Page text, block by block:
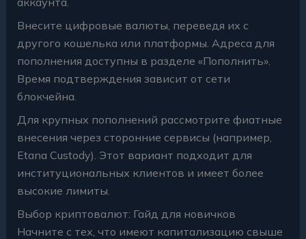
Внесите цифровые валюты, переведя их с
другого кошелька или платформы. Адреса для
пополнения доступны в разделе «Пополнить».
Время подтверждения зависит от сети
блокчейна.
Для крупных пополнений рассмотрите фиатные
внесения через сторонние сервисы (например,
Etana Custody). Этот вариант подходит для
институциональных клиентов и имеет более
высокие лимиты.
Выбор криптовалют: Гайд для новичков
Начните с тех, что имеют капитализацию свыше